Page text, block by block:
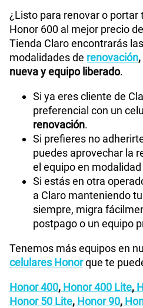
¿Listo para renovar o portar
Honor 600 al mejor precio
Tienda Claro encontrarás
modalidades de renovación,
nueva y equipo liberado.
Si ya eres cliente de
preferencial con un
renovación.
Si prefieres no
puedes aprovechar la
el equipo en modalidad
Si estás en otra
a Claro manteniendo
siempre, migra
postpago o un equipo
Tenemos más equipos en
celulares Honorque te
Honor 400, Honor 400 Lite,
Honor 50 Lite, Honor 90,